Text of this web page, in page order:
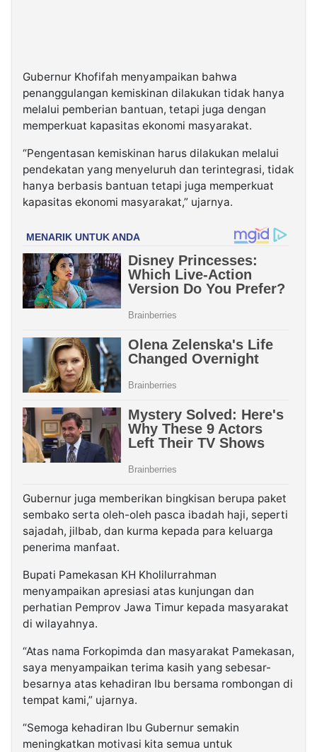
Gubernur Khofifah menyampaikan bahwa
penanggulangan kemiskinan dilakukan tidak hanya
melalui pemberian bantuan, tetapi juga dengan
memperkuat kapasitas ekonomi masyarakat.
“Pengentasan kemiskinan harus dilakukan melalui
pendekatan yang menyeluruh dan terintegrasi, tidak
hanya berbasis bantuan tetapi juga memperkuat
kapasitas ekonomi masyarakat,” ujarnya.
Gubernur juga memberikan bingkisan berupa paket
sembako serta oleh-oleh pasca ibadah haji, seperti
sajadah, jilbab, dan kurma kepada para keluarga
penerima manfaat.
Bupati Pamekasan KH Kholilurrahman
menyampaikan apresiasi atas kunjungan dan
perhatian Pemprov Jawa Timur kepada masyarakat
di wilayahnya.
“Atas nama Forkopimda dan masyarakat Pamekasan,
saya menyampaikan terima kasih yang sebesar-
besarnya atas kehadiran Ibu bersama rombongan di
tempat kami,” ujarnya.
“Semoga kehadiran Ibu Gubernur semakin
meningkatkan motivasi kita semua untuk